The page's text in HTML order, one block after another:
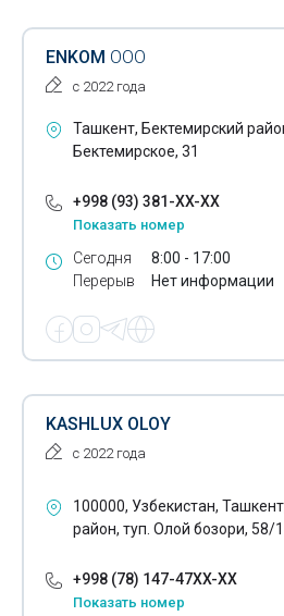
Роллеты
Рюкзаки
Саженцы цветов
Секционные ворота
Системы Умный дом
Стеклянные столы
Твердотопливные котлы
Угольные котлы
Хвойные растения
Школьные принадлежности
Рольставни
Магазины цветов
ENKOM ООО
с 2022 года
Ташкент, Бектемирский
Бектемирское, 31
+998 (93) 381-XX-XX
Показать номер
Сегодня
Перерыв
8:00 - 17:00
Нет информации
KASHLUX OLOY
с 2022 года
100000, Узбекистан,
район, туп. Олой бозори, 58/
+998 (78) 147-47XX-XX
Показать номер